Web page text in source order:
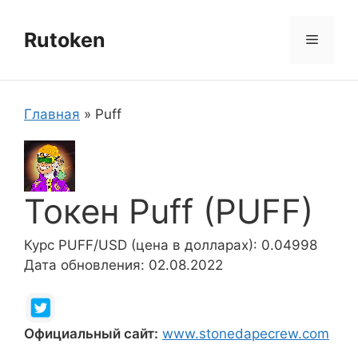
содержимому
Rutoken Меню
Главная » Puff
Токен Puff (PUFF)
Курс PUFF/USD (цена в долларах): 0.04998
Дата обновления: 02.08.2022
Официальный сайт: www.stonedapecrew.com